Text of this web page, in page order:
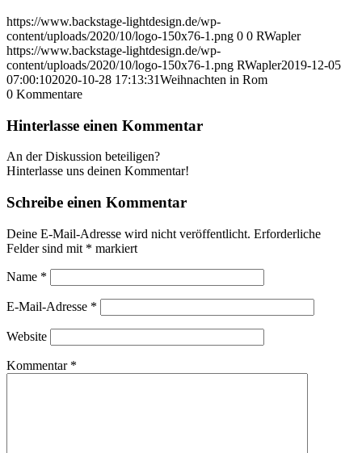
https://www.backstage-lightdesign.de/wp-
content/uploads/2020/10/logo-150x76-1.png 0 0 RWapler
https://www.backstage-lightdesign.de/wp-
content/uploads/2020/10/logo-150x76-1.png RWapler2019-12-05
07:00:102020-10-28 17:13:31Weihnachten in Rom
0 Kommentare
Hinterlasse einen Kommentar
An der Diskussion beteiligen?
Hinterlasse uns deinen Kommentar!
Schreibe einen Kommentar
Deine E-Mail-Adresse wird nicht veröffentlicht. Erforderliche
Felder sind mit * markiert
Name *
E-Mail-Adresse *
Website
Kommentar *